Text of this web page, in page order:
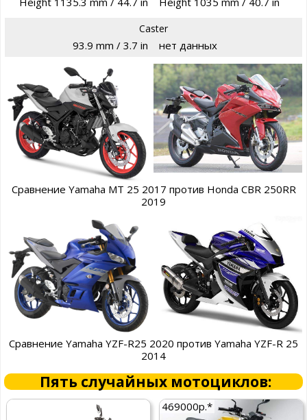
Caster
93.9 mm / 3.7 in нет данных
Сравнение Yamaha MT 25 2017 против Honda CBR 250RR
2019
Сравнение Yamaha YZF-R25 2020 против Yamaha YZF-R 25
2014
Пять случайных мотоциклов:
469000р.*